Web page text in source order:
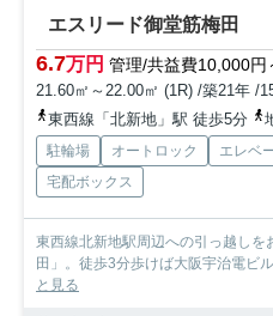
エスリード御堂筋梅田
6.7万円 管理/共益費10,000円
21.60㎡～22.00㎡ (1R) /築21年 /
東西線「北新地」駅 徒歩5分
駐輪場 オートロック エレベ
宅配ボックス
東西線北新地駅周辺への引っ越し
田」。徒歩3分歩けば大阪宇治電ビ
と見る